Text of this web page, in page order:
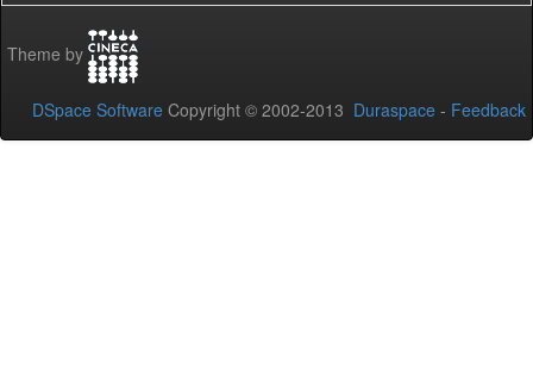
Theme by
DSpace Software Copyright © 2002-2013 Duraspace - Feedback